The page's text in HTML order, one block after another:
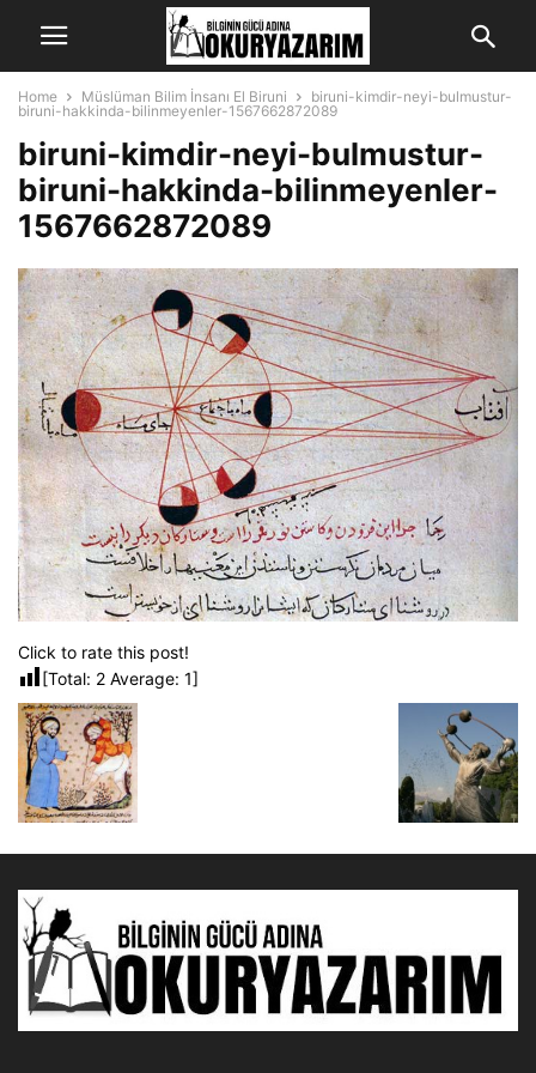
Home Müslüman Bilim İnsanı El Biruni
biruni-kimdir-neyi-bulmustur-
biruni-hakkinda-bilinmeyenler-1567662872089
biruni-kimdir-neyi-bulmustur-
biruni-hakkinda-bilinmeyenler-
1567662872089
Click to rate this post!
[Total: 2 Average: 1]